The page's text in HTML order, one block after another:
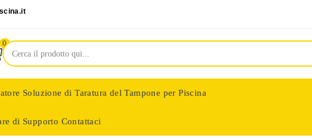
0
Soluzione di Taratura del Tampone per Piscina
di Supporto Contattaci